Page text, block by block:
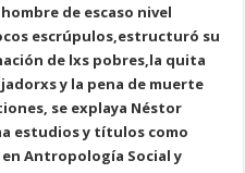
de escaso nivel
escrúpulos,estructuró su
de lxs pobres,la quita
y la pena de muerte
se explaya Néstor
estudios y títulos como
Antropología Social y